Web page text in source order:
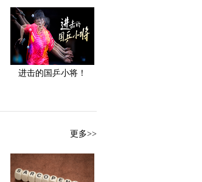
进击的国乒小将！
更多>>